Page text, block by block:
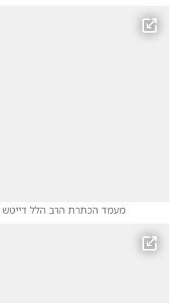
מעמד הכתרת הרב הלל דייטש